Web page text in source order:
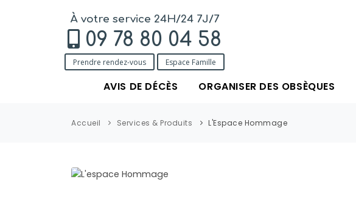
À votre service 24H/24 7J/7
09 78 80 04 58
Prendre rendez-vous Espace Famille
AVIS DE DÉCÈS ORGANISER DES OBSÈQUES
Accueil Services & Produits L'Espace Hommage